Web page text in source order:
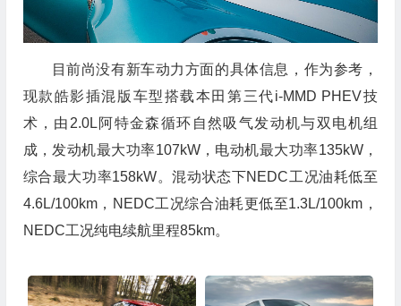
目前尚没有新车动力方面的具体信息，作为参考，
现款皓影插混版车型搭载本田第三代i-MMD PHEV技
术，由2.0L阿特金森循环自然吸气发动机与双电机组
成，发动机最大功率107kW，电动机最大功率135kW，
综合最大功率158kW。混动状态下NEDC工况油耗低至
4.6L/100km，NEDC工况综合油耗更低至1.3L/100km，
NEDC工况纯电续航里程85km。